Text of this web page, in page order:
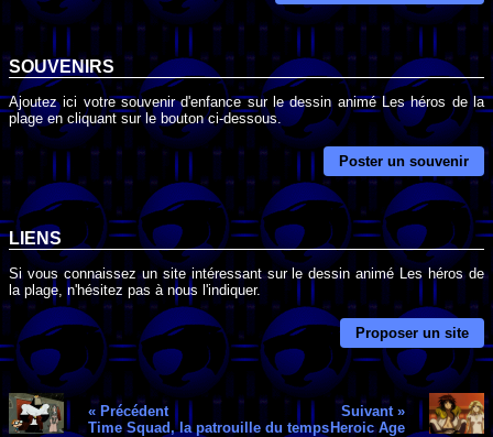
SOUVENIRS
Ajoutez ici votre souvenir d'enfance sur le dessin animé Les héros de la
plage en cliquant sur le bouton ci-dessous.
Poster un souvenir
LIENS
Si vous connaissez un site intéressant sur le dessin animé Les héros de
la plage, n'hésitez pas à nous l'indiquer.
Proposer un site
« Précédent
Time Squad, la patrouille du temps
Suivant »
Heroic Age